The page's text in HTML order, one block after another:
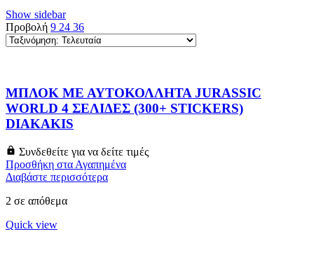
Show sidebar
Προβολή 9 24 36
ΜΠΛΟΚ ΜΕ ΑΥΤΟΚΟΛΛΗΤΑ JURASSIC
WORLD 4 ΣΕΛΙΔΕΣ (300+ STICKERS)
DIAKAKIS
Συνδεθείτε για να δείτε τιμές
Προσθήκη στα Αγαπημένα
Διαβάστε περισσότερα
2 σε απόθεμα
Quick view